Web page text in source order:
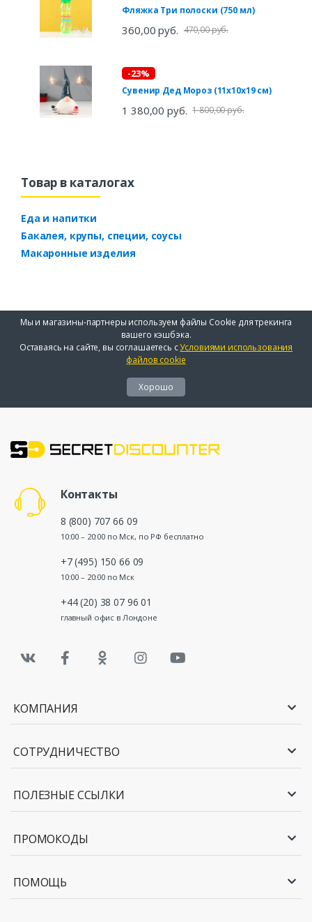
Фляжка Три полоски (750 мл)
360,00 руб. 470,00 руб.
-23%
Сувенир Дед Мороз (11х10х19 см)
1 380,00 руб. 1 800,00 руб.
Товар в каталогах
Еда и напитки
Бакалея, крупы, специи, соусы
Макаронные изделия
Мы и магазины-партнеры используем файлы Cookie для трекинга
вашего кэшбэка.
Оставаясь на сайте, вы соглашаетесь сУсловиями использования
файлов cookie
Хорошо
Контакты
8 (800) 707 66 09
10:00 – 20:00 по Мск, по РФ бесплатно
+7 (495) 150 66 09
10:00 – 20:00 по Мск
+44 (20) 38 07 96 01
главный офис в Лондоне
КОМПАНИЯ
СОТРУДНИЧЕСТВО
ПОЛЕЗНЫЕ ССЫЛКИ
ПРОМОКОДЫ
ПОМОЩЬ